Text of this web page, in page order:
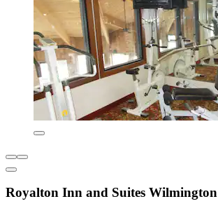
Royalton Inn and Suites Wilmington